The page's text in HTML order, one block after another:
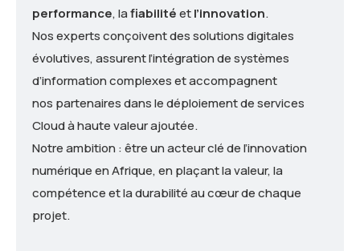
performance, lafiabilitéetl’innovation.
Nos experts conçoivent dessolutions digitales
évolutives, assurent l’intégration de systèmes
d’informationcomplexes et accompagnent
nos partenairesdans ledéploiement de services
Cloud à haute valeur ajoutée.
Notre ambition : être unacteur clé de l’innovation
numérique en Afrique, en plaçant lavaleur, la
compétence et la durabilitéau cœur de chaque
projet.